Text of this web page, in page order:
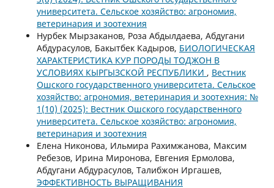
университета. Сельское хозяйство: агрономия,
ветеринария и зоотехния
Нурбек Мырзаканов, Роза Абдылдаева, Абдугани
Абдурасулов, Бакытбек Кадыров, БИОЛОГИЧЕСКАЯ
ХАРАКТЕРИСТИКА КУР ПОРОДЫ ТОДЖОН В
УСЛОВИЯХ КЫРГЫЗСКОЙ РЕСПУБЛИКИ , Вестник
Ошского государственного университета. Сельское
хозяйство: агрономия, ветеринария и зоотехния: №
1(10) (2025): Вестник Ошского государственного
университета. Сельское хозяйство: агрономия,
ветеринария и зоотехния
Елена Никонова, Ильмира Рахимжанова, Максим
Ребезов, Ирина Миронова, Евгения Ермолова,
Абдугани Абдурасулов, Талибжон Иргашев,
ЭФФЕКТИВНОСТЬ ВЫРАЩИВАНИЯ